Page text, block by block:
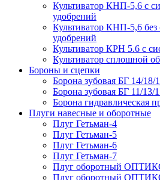
Культиватор КНП-5,6 с
удобрений
Культиватор КНП-5,6 без
удобрений
Культиватор КРН 5.6 с
Культиватор сплошной
Бороны и сцепки
Борона зубовая БГ 14/18/
Борона зубовая БГ 11/13/
Борона гидравлическая
Плуги навесные и оборотные
Плуг Гетьман-4
Плуг Гетьман-5
Плуг Гетьман-6
Плуг Гетьман-7
Плуг оборотный
Плуг оборотный